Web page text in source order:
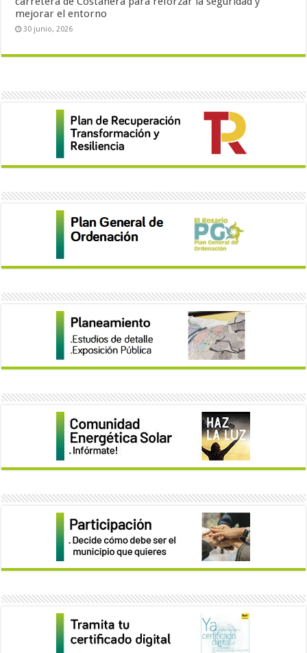
mejorar el entorno
30 junio, 2026